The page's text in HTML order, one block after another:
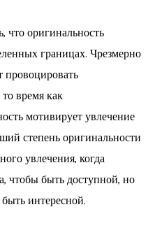
что оригинальность
границах. Чрезмерно
провоцировать
время как
мотивирует увлечение
степень оригинальности
увлечения, когда
чтобы быть доступной, но
интересной.